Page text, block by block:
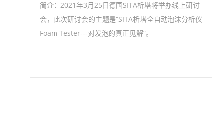
简介： 2021年3月25日德国SITA析塔将举办线上研讨
会，此次研讨会的主题是“SITA析塔全自动泡沫分析仪
Foam Tester---对发泡的真正见解”。